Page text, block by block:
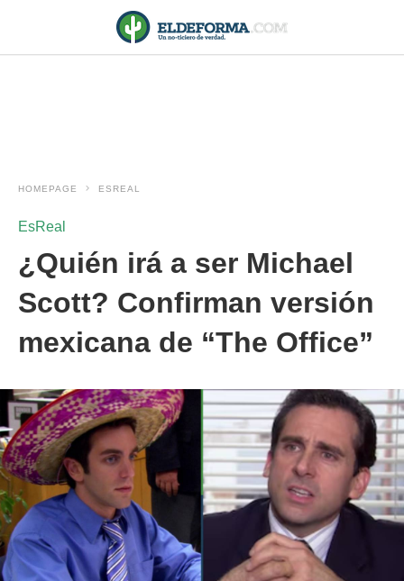
HOMEPAGE ESREAL
EsReal
¿Quién irá a ser Michael
Scott? Confirman versión
mexicana de “The Office”